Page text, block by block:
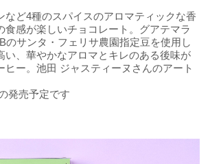
など4種のスパイスのアロマティックな香
食感が楽しいチョコレート。グアテマラ
のサンタ・フェリサ農園指定豆を使用し
い、華やかなアロマとキレのある後味が
ヒー。池田 ジャスティーヌさんのアート
発売予定です